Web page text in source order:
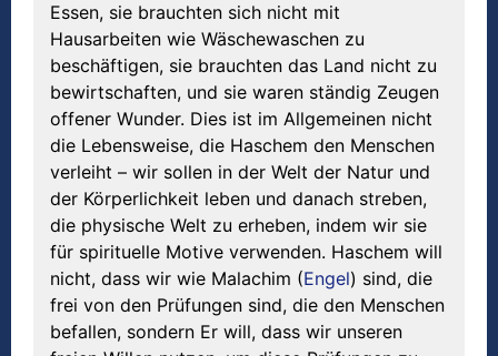
Essen, sie brauchten sich nicht mit
Hausarbeiten wie Wäschewaschen zu
beschäftigen, sie brauchten das Land nicht zu
bewirtschaften, und sie waren ständig Zeugen
offener Wunder. Dies ist im Allgemeinen nicht
die Lebensweise, die Haschem den Menschen
verleiht – wir sollen in der Welt der Natur und
der Körperlichkeit leben und danach streben,
die physische Welt zu erheben, indem wir sie
für spirituelle Motive verwenden. Haschem will
nicht, dass wir wie Malachim (Engel) sind, die
frei von den Prüfungen sind, die den Menschen
befallen, sondern Er will, dass wir unseren